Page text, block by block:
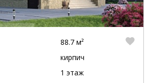
88.7 м²
кирпич
1 этаж